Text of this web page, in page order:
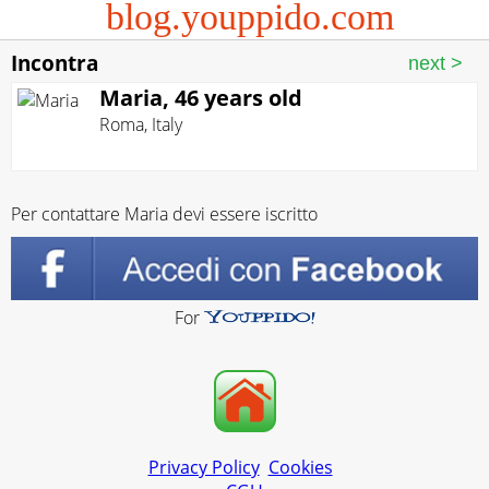
blog.youppido.com
Incontra
Maria, 46 years old
Roma, Italy
Per contattare Maria devi essere iscritto
For
Privacy Policy Cookies